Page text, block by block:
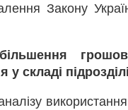
Закону
складі